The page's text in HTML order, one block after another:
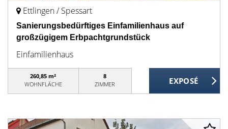
Ettlingen / Spessart
Sanierungsbedürftiges Einfamilienhaus auf
großzügigem Erbpachtgrundstück
Einfamilienhaus
260,85 m²
WOHNFLÄCHE
8
ZIMMER